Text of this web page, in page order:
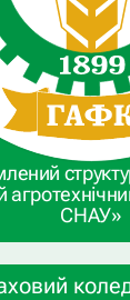
СНАУ»
коледж